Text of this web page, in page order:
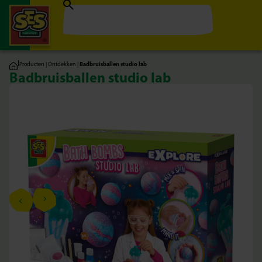
|Producten |Ontdekken | Badbruisballen studio lab
Badbruisballen studio lab